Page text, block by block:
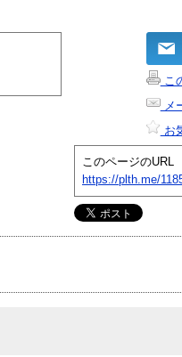
こ
メ
お
このページのURL
https://plth.me/